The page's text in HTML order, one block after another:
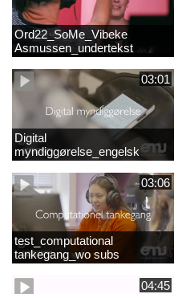
Ord22_SoMe_Vibeke
Asmussen_undertekst
03:01
Digital
myndiggørelse_engelsk
03:06
test_computational
tankegang_wo subs
04:45